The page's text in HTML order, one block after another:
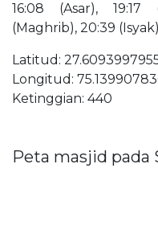
16:08 (Asar), 19:17
(Maghrib), 20:39
Latitud:
Longitud:
Ketinggian: 440
Peta masjid pada